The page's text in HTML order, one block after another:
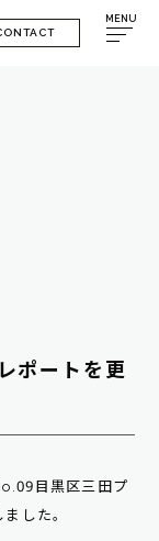
MENU
ポートを更
目黒区三田プ
した。